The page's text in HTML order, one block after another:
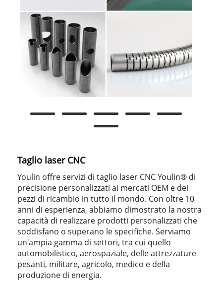
Taglio laser CNC
Youlin offre servizi di taglio laser CNC Youlin® di
precisione personalizzati ai mercati OEM e dei
pezzi di ricambio in tutto il mondo. Con oltre 10
anni di esperienza, abbiamo dimostrato la nostra
capacità di realizzare prodotti personalizzati che
soddisfano o superano le specifiche. Serviamo
un'ampia gamma di settori, tra cui quello
automobilistico, aerospaziale, delle attrezzature
pesanti, militare, agricolo, medico e della
produzione di energia.